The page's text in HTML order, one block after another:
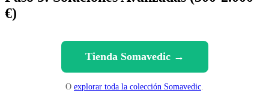
€)
Tienda Somavedic →
O explorar toda la colección Somavedic